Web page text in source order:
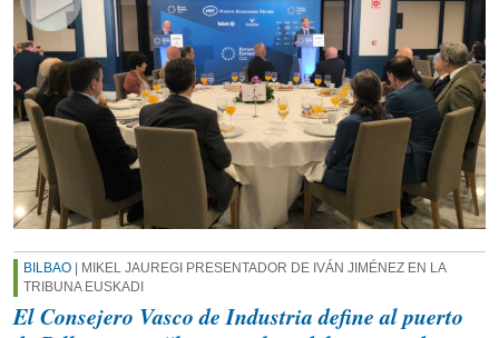
BILBAO | MIKEL JAUREGI PRESENTADOR DE IVÁN JIMÉNEZ EN LA
TRIBUNA EUSKADI
El Consejero Vasco de Industria define al puerto